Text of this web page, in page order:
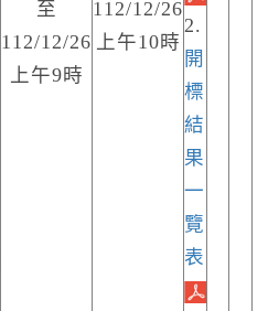
至
112/12/26
上午9時
112/12/26
上午10時
2.
開
標
結
果
一
覽
表